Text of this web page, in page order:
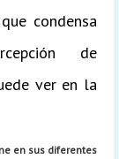
condensa
de
ver en la
en sus diferentes